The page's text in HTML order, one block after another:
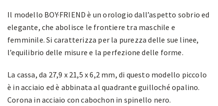
Il modello BOY·FRIEND è un orologio dall’aspetto sobrio ed
elegante, che abolisce le frontiere tra maschile e
femminile. Si caratterizza per la purezza delle sue linee,
l’equilibrio delle misure e la perfezione delle forme.
La cassa, da 27,9 x 21,5 x 6,2 mm, di questo modello piccolo
è in acciaio ed è abbinata al quadrante guilloché opalino.
Corona in acciaio con cabochon in spinello nero.